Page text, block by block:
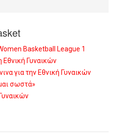
Basketball League 1
Εθνική Γυναικών
για την Εθνική Γυναικών
σωστά»